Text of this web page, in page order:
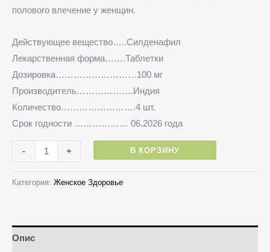
полового влечение у женщин.
Действующее вещество…..Силденафил
Лекарственная форма…….Таблетки
Дозировка………………………100 мг
Производитель……………….Индия
Количество…………………….4 шт.
Срок годности ……………… 06.2026 года
- + В КОРЗИНУ
Категория: Женское Здоровье
Опис